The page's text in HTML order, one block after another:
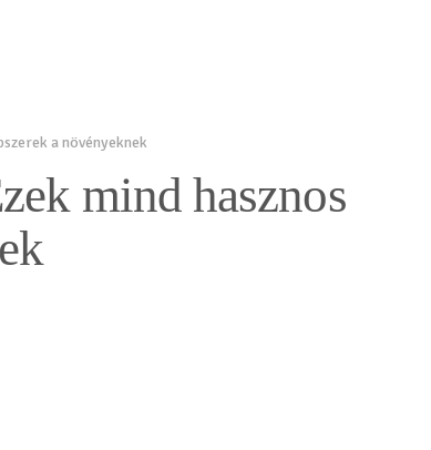
a növényeknek
mind hasznos